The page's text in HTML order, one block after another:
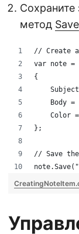
Сохраните
метод Save
// Create a
var note =
{
Body =
Color
};
// Save